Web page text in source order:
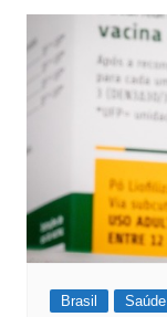
Brasil Saúde